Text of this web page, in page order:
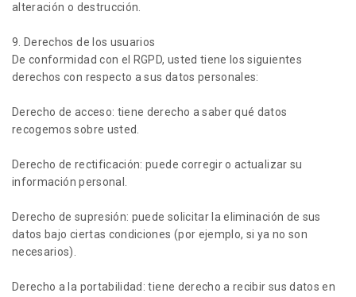
alteración o destrucción.
9. Derechos de los usuarios
De conformidad con el RGPD, usted tiene los siguientes
derechos con respecto a sus datos personales:
Derecho de acceso: tiene derecho a saber qué datos
recogemos sobre usted.
Derecho de rectificación: puede corregir o actualizar su
información personal.
Derecho de supresión: puede solicitar la eliminación de sus
datos bajo ciertas condiciones (por ejemplo, si ya no son
necesarios).
Derecho a la portabilidad: tiene derecho a recibir sus datos en